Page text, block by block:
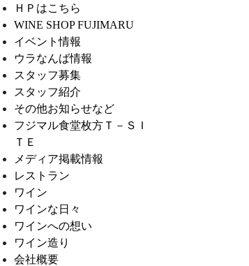
ＨＰはこちら
WINE SHOP FUJIMARU
イベント情報
ウラなんば情報
スタッフ募集
スタッフ紹介
その他お知らせなど
フジマル食堂枚方Ｔ－ＳＩ
ＴＥ
メディア掲載情報
レストラン
ワイン
ワインな日々
ワインへの想い
ワイン造り
会社概要